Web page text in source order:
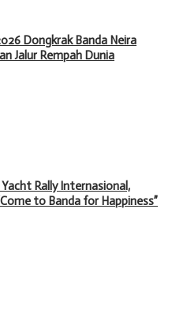
Dongkrak Banda Neira
Jalur Rempah Dunia
Rally Internasional,
to Banda for Happiness”